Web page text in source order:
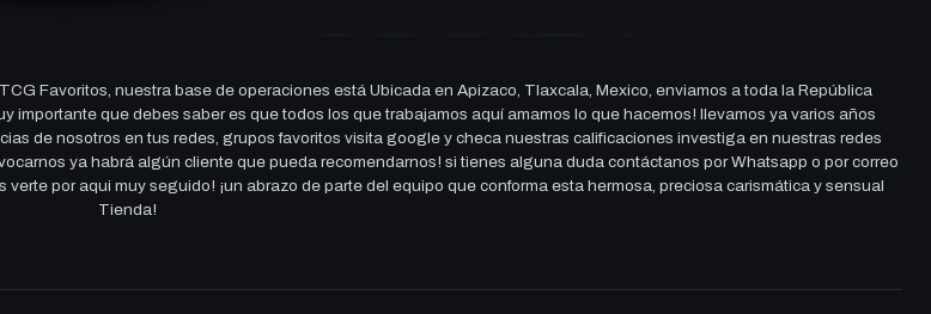
Favoritos, nuestra base de operaciones está Ubicada en Apizaco, Tlaxcala, Mexico, enviamos a toda la República
importante que debes saber es que todos los que trabajamos aquí amamos lo que hacemos! llevamos ya varios años
de nosotros en tus redes, grupos favoritos visita google y checa nuestras calificaciones investiga en nuestras redes
ya habrá algún cliente que pueda recomendarnos! si tienes alguna duda contáctanos por Whatsapp o por correo
por aqui muy seguido! ¡un abrazo de parte del equipo que conforma esta hermosa, preciosa carismática y sensual
Tienda!